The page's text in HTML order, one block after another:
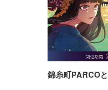
錦糸町PARCO